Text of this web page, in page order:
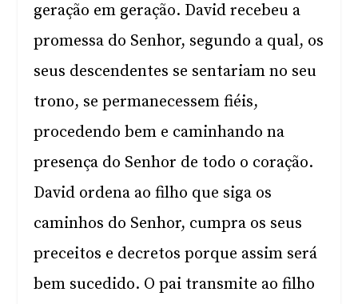
geração em geração. David recebeu a
promessa do Senhor, segundo a qual, os
seus descendentes se sentariam no seu
trono, se permanecessem fiéis,
procedendo bem e caminhando na
presença do Senhor de todo o coração.
David ordena ao filho que siga os
caminhos do Senhor, cumpra os seus
preceitos e decretos porque assim será
bem sucedido. O pai transmite ao filho